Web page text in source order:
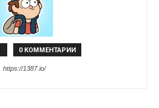
0 КОММЕНТАРИИ
https://1387.io/